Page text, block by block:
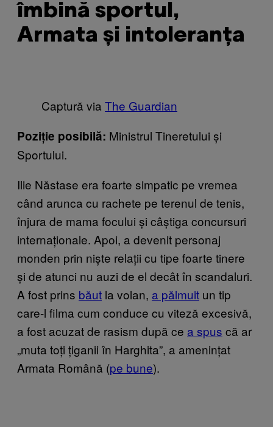
îmbină sportul,
Armata și intoleranţa
Captură via The Guardian
Poziție posibilă: Ministrul Tineretului și
Sportului.
Ilie Năstase era foarte simpatic pe vremea
când arunca cu rachete pe terenul de tenis,
înjura de mama focului și câștiga concursuri
internaționale. Apoi, a devenit personaj
monden prin niște relații cu tipe foarte tinere
și de atunci nu auzi de el decât în scandaluri.
A fost prins băut la volan, a pălmuit un tip
care-l filma cum conduce cu viteză excesivă,
a fost acuzat de rasism după ce a spus că ar
„muta toți țiganii în Harghita”, a amenințat
Armata Română (pe bune).